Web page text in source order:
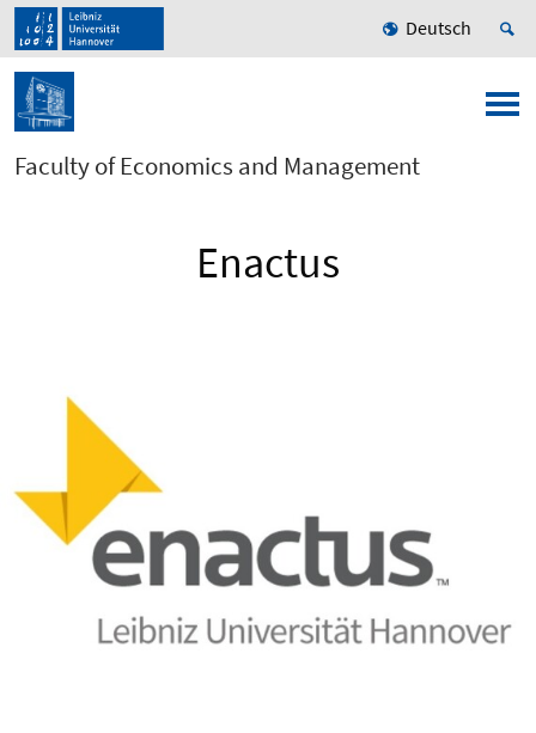
Deutsch
Faculty of Economics and Management
Enactus